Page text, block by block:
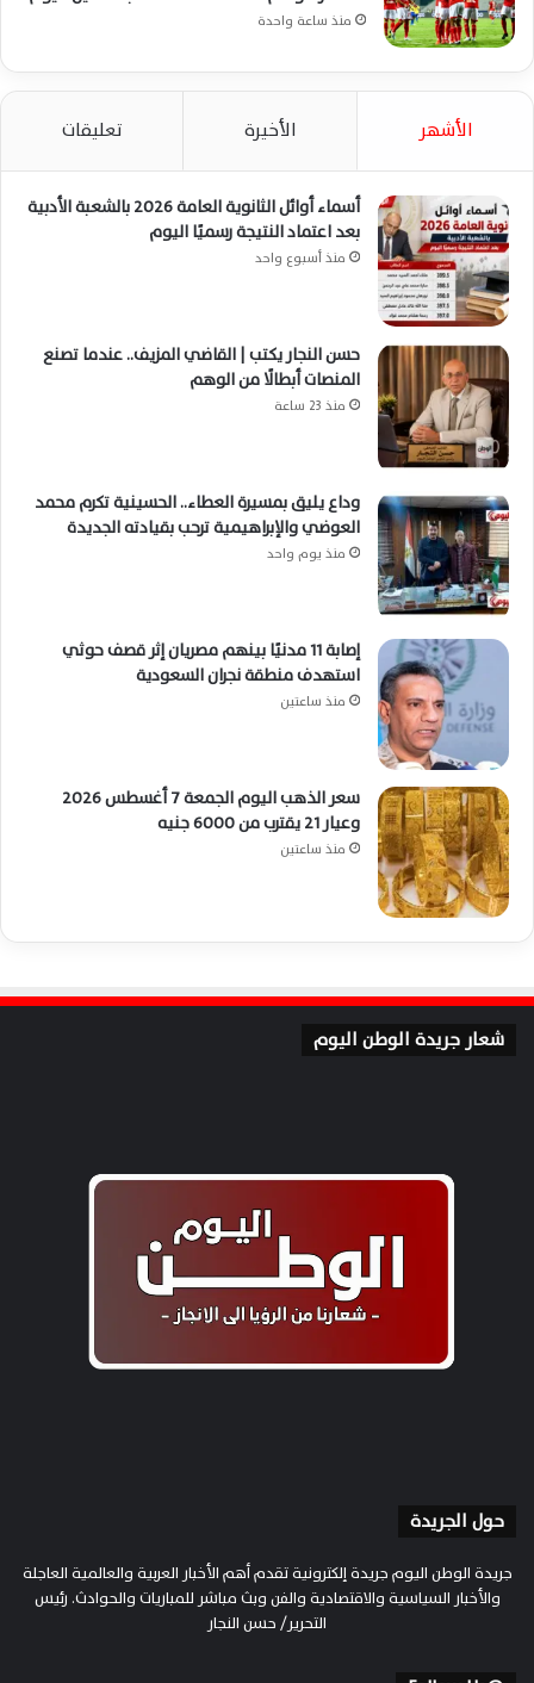
منذ ساعة واحدة
الأشهر الأخيرة تعليقات
أسماء أوائل الثانوية العامة 2026 بالشعبة الأدبية
بعد اعتماد النتيجة رسميًا اليوم
منذ أسبوع واحد
حسن النجار يكتب | القاضي المزيف.. عندما تصنع
المنصات أبطالًا من الوهم
منذ 23 ساعة
وداع يليق بمسيرة العطاء.. الحسينية تكرم محمد
العوضي والإبراهيمية ترحب بقيادته الجديدة
منذ يوم واحد
إصابة 11 مدنيًا بينهم مصريان إثر قصف حوثي
استهدف منطقة نجران السعودية
منذ ساعتين
سعر الذهب اليوم الجمعة 7 أغسطس 2026
وعيار 21 يقترب من 6000 جنيه
منذ ساعتين
شعار جريدة الوطن اليوم
حول الجريدة
جريدة الوطن اليوم جريدة إلكترونية تقدم أهم الأخبار العربية والعالمية العاجلة
والأخبار السياسية والاقتصادية والفن وبث مباشر للمباريات والحوادث. رئيس
التحرير/ حسن النجار